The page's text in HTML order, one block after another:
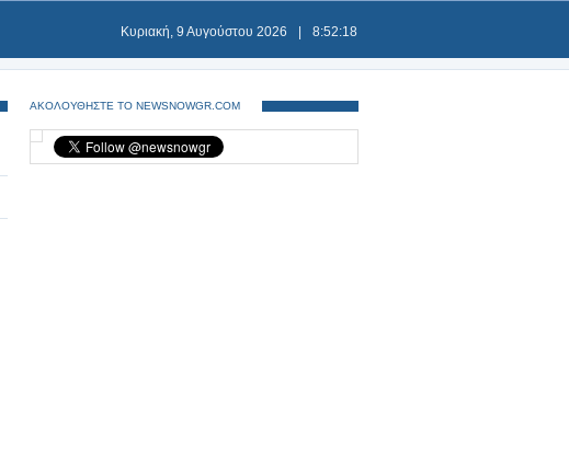
Κυριακή, 9 Αυγούστου 2026 8:52:19
ΑΚΟΛΟΥΘΗΣΤΕ ΤΟ NEWSNOWGR.COM